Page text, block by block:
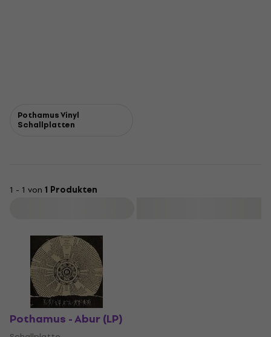
Pothamus Vinyl
Schallplatten
1 - 1 von 1 Produkten
Pothamus - Abur (LP)